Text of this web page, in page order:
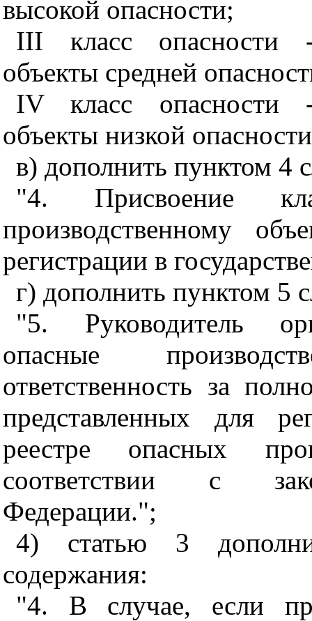
высокой опасности;
III класс опасности -
объекты средней
IV класс опасности -
объекты низкой
в) дополнить пунктом 4
"4. Присвоение
производственному
регистрации в
г) дополнить пунктом 5
"5. Руководитель
опасные
ответственность за
представленных для
реестре опасных
соответствии с
Федерации.";
4) статью 3
содержания:
"4. В случае, если